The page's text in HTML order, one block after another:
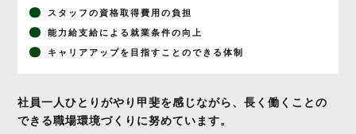
スタッフの資格取得費用の負担
能力給支給による就業条件の向上
キャリアアップを目指すことのできる体制
社員一人ひとりがやり甲斐を感じながら、長く働くことの
できる職場環境づくりに努めています。